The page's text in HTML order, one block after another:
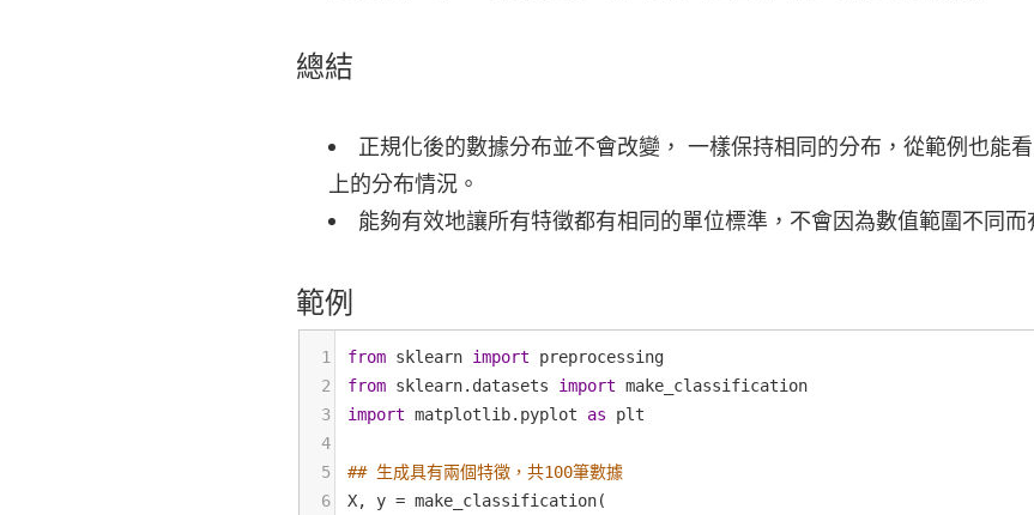
總結
正規化後的數據分布並不會改變， 一樣保持相同的分布，從範例也能
上的分布情況。
能夠有效地讓所有特徵都有相同的單位標準，不會因為數值範圍不同而
範例
1 from sklearn import
preprocessing
2
from sklearn. datasets import make_classification
3
import matplotlib. pyplot as
plt
4
5
## 生成具有兩個特徵，共100筆數據
6
X, y = make_classification(